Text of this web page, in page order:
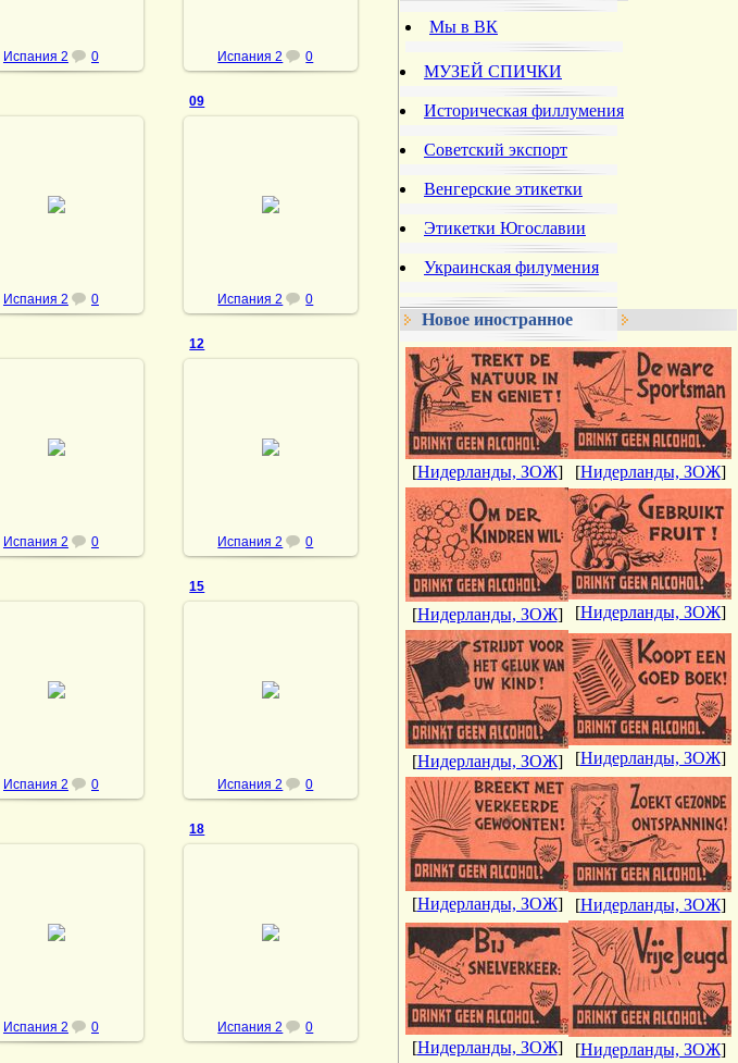
Испания 2 0 Испания 2 0
Испания 2 0
09
Испания 2 0
Испания 2 0
12
Испания 2 0
Испания 2 0
15
Испания 2 0
Испания 2 0
18
Испания 2 0
Мы в ВК
МУЗЕЙ СПИЧКИ
Историческая филлумения
Советский экспорт
Венгерские этикетки
Этикетки Югославии
Украинская филумения
Новое иностранное
[Нидерланды, ЗОЖ] [Нидерланды, ЗОЖ]
[Нидерланды, ЗОЖ] [Нидерланды, ЗОЖ]
[Нидерланды, ЗОЖ] [Нидерланды, ЗОЖ]
[Нидерланды, ЗОЖ] [Нидерланды, ЗОЖ]
[Нидерланды, ЗОЖ] [Нидерланды, ЗОЖ]